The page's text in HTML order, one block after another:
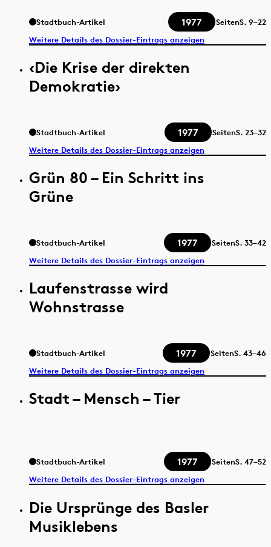
Stadtbuch-Artikel 1977 SeitenS. 9–22
Weitere Details des Dossier-Eintrags anzeigen
‹Die Krise der direkten
Demokratie›
Stadtbuch-Artikel 1977 SeitenS. 23–32
Weitere Details des Dossier-Eintrags anzeigen
Grün 80 – Ein Schritt ins
Grüne
Stadtbuch-Artikel 1977 SeitenS. 33–42
Weitere Details des Dossier-Eintrags anzeigen
Laufenstrasse wird
Wohnstrasse
Stadtbuch-Artikel 1977 SeitenS. 43–46
Weitere Details des Dossier-Eintrags anzeigen
Stadt – Mensch – Tier
Stadtbuch-Artikel 1977 SeitenS. 47–52
Weitere Details des Dossier-Eintrags anzeigen
Die Ursprünge des Basler
Musiklebens